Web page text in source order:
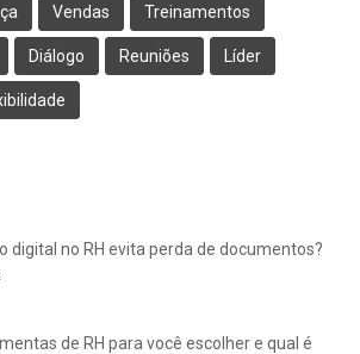
Vendas Treinamentos
Diálogo Reuniões Líder
digital no RH evita perda de documentos?
de RH para você escolher e qual é